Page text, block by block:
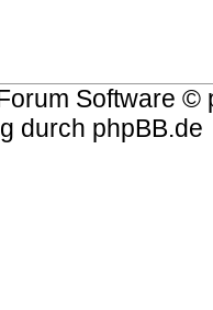
Software ©
durch phpBB.de